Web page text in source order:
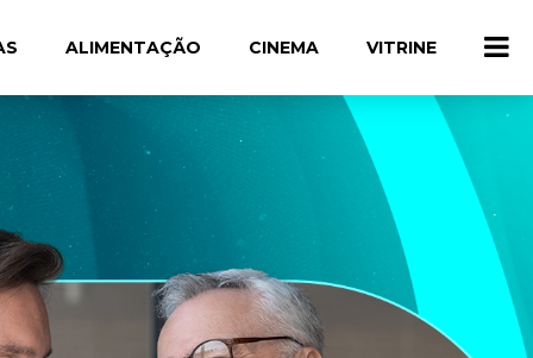
ALIMENTAÇÃO CINEMA VITRINE